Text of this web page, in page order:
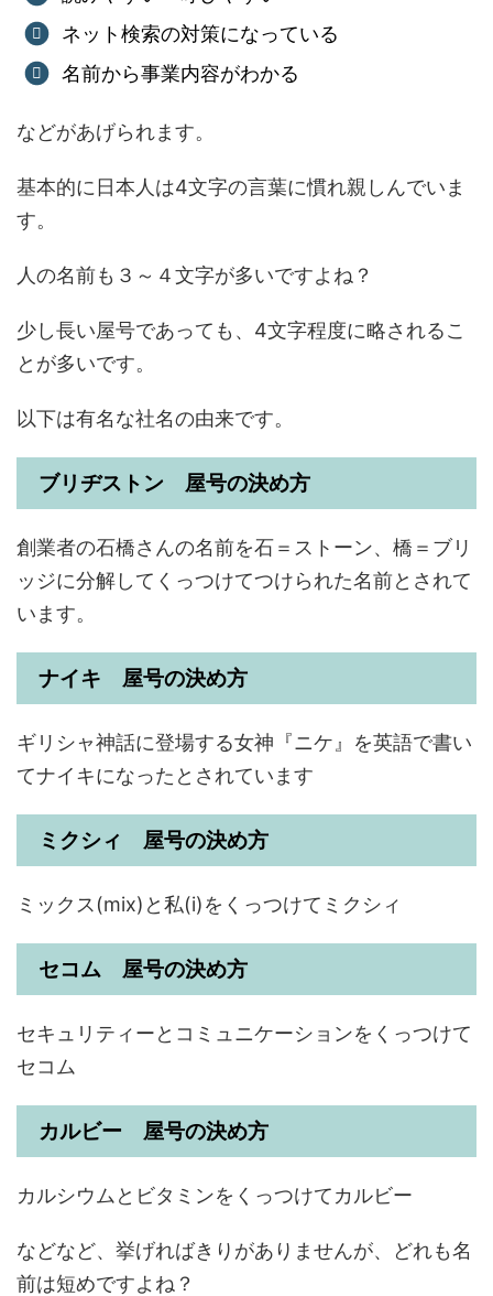
ネット検索の対策になっている
名前から事業内容がわかる
などがあげられます。
基本的に日本人は4文字の言葉に慣れ親しんでいま
す。
人の名前も３～４文字が多いですよね？
少し長い屋号であっても、4文字程度に略されるこ
とが多いです。
以下は有名な社名の由来です。
ブリヂストン 屋号の決め方
創業者の石橋さんの名前を石＝ストーン、橋＝ブリ
ッジに分解してくっつけてつけられた名前とされて
います。
ナイキ 屋号の決め方
ギリシャ神話に登場する女神『ニケ』を英語で書い
てナイキになったとされています
ミクシィ 屋号の決め方
ミックス(mix)と私(i)をくっつけてミクシィ
セコム 屋号の決め方
セキュリティーとコミュニケーションをくっつけて
セコム
カルビー 屋号の決め方
カルシウムとビタミンをくっつけてカルビー
などなど、挙げればきりがありませんが、どれも名
前は短めですよね？